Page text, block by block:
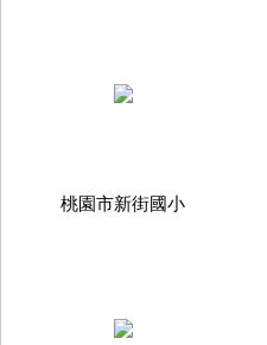
桃園市新街國小